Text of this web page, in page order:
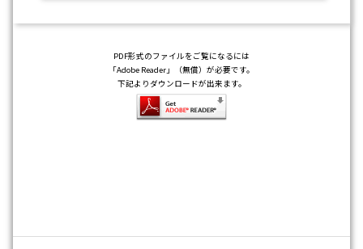
PDF形式のファイルをご覧になるには
「Adobe Reader」（無償）が必要です。
下記よりダウンロードが出来ます。